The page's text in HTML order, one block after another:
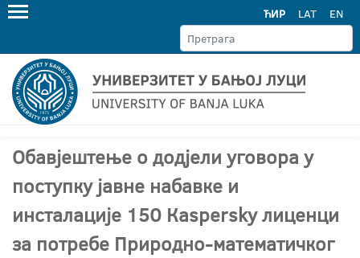
ЋИР LAT EN
Oбавјештење о додјели уговора у
поступку јавне набавке и
инсталације 150 Кaspersky лиценци
за потребе Природно-математичког